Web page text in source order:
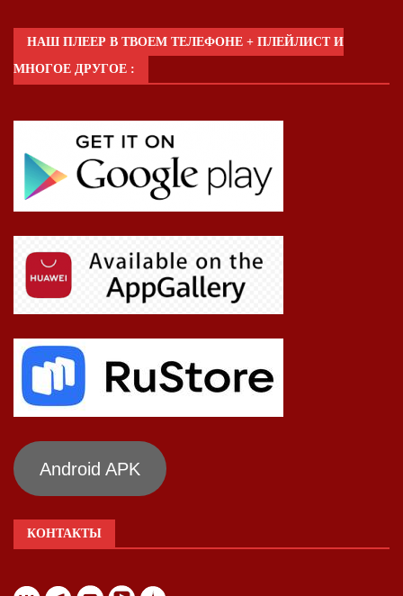
НАШ ПЛЕЕР В ТВОЕМ ТЕЛЕФОНЕ + ПЛЕЙЛИСТ И
МНОГОЕ ДРУГОЕ :
Android APK
КОНТАКТЫ